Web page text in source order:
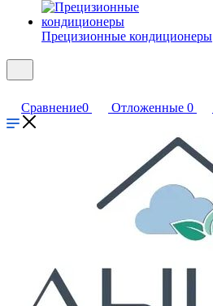
Прецизионные кондиционеры
Сравнение0 Отложенные 0